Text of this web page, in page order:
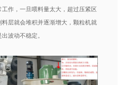
作，一旦喂料量太大，超过压紧区
层就会堆积并逐渐增大，颗粒机就
波动不稳定。